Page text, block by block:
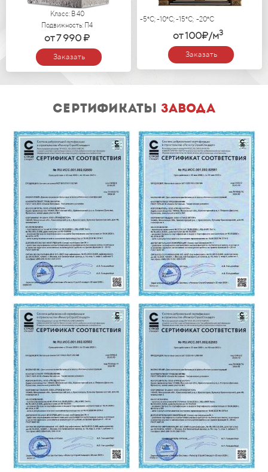
Класс: В 40
Подвижность: П4
от 7 990 ₽
Заказать
-5°C; -10°C; -15°C; -20°C
от 100₽/м3
Заказать
сертификаты завода